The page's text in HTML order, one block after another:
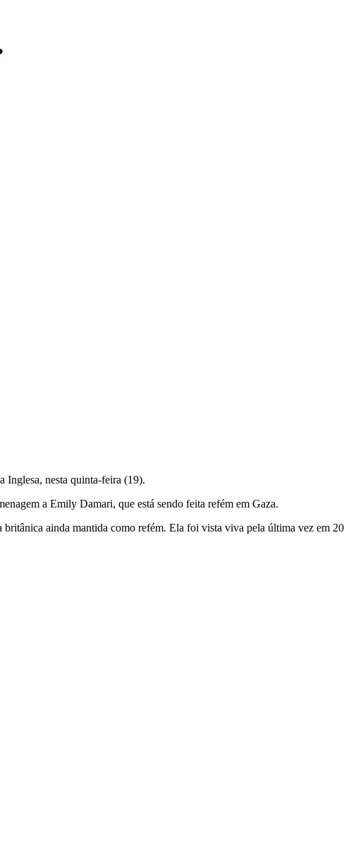
Inglesa, nesta quinta-feira (19).
a Emily Damari, que está sendo feita refém em Gaza.
ainda mantida como refém. Ela foi vista viva pela última vez em 20